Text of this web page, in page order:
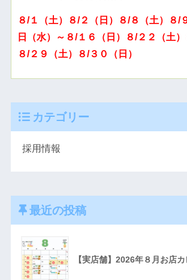
８/１（土）８/２（日）８/８（土）８/
日（水）～８/１６（日）８/２２（土）
８/２９（土）８/３０（日）
カテゴリー
最近の投稿
【実店舗】2026年８月お店